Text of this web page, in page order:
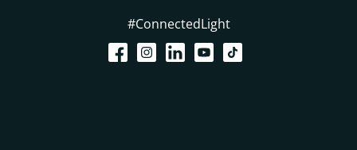
#ConnectedLight